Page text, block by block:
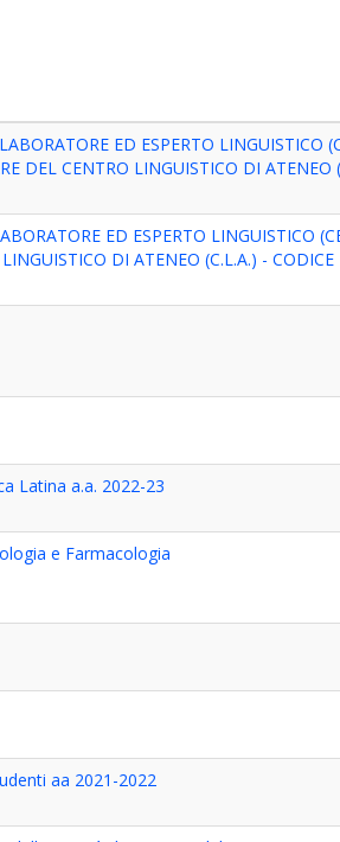
ED ESPERTO LINGUISTICO
DEL CENTRO LINGUISTICO DI ATENEO
ED ESPERTO LINGUISTICO
DI ATENEO (C.L.A.) - CODICE
Latina a.a. 2022-23
e Farmacologia
aa 2021-2022